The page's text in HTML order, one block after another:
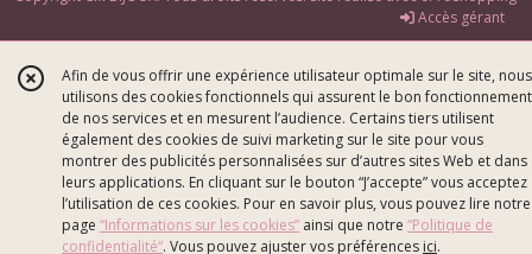
Accès gérant
Afin de vous offrir une expérience utilisateur optimale sur le site, nous
utilisons des cookies fonctionnels qui assurent le bon fonctionnement
de nos services et en mesurent l’audience. Certains tiers utilisent
également des cookies de suivi marketing sur le site pour vous
montrer des publicités personnalisées sur d’autres sites Web et dans
leurs applications. En cliquant sur le bouton “J’accepte” vous acceptez
l’utilisation de ces cookies. Pour en savoir plus, vous pouvez lire notre
page “Informations sur les cookies” ainsi que notre “Politique de
confidentialité“. Vous pouvez ajuster vos préférences ici.